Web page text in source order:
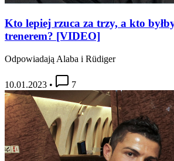
Kto lepiej rzuca za trzy, a kto
trenerem? [VIDEO]
Odpowiadają Alaba i Rüdiger
10.01.2023 • 7